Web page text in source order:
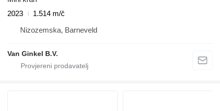
2023
1.514 m/č
Nizozemska, Barneveld
Van Ginkel B.V.